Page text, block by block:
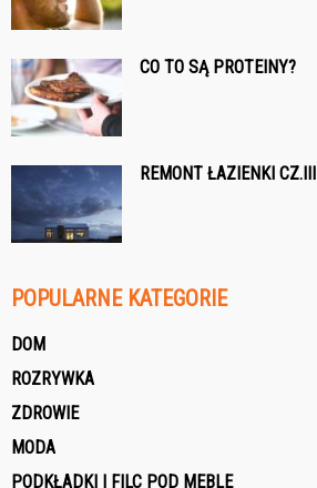
CO TO SĄ PROTEINY?
REMONT ŁAZIENKI CZ.III
POPULARNE KATEGORIE
DOM
ROZRYWKA
ZDROWIE
MODA
PODKŁADKI I FILC POD MEBLE